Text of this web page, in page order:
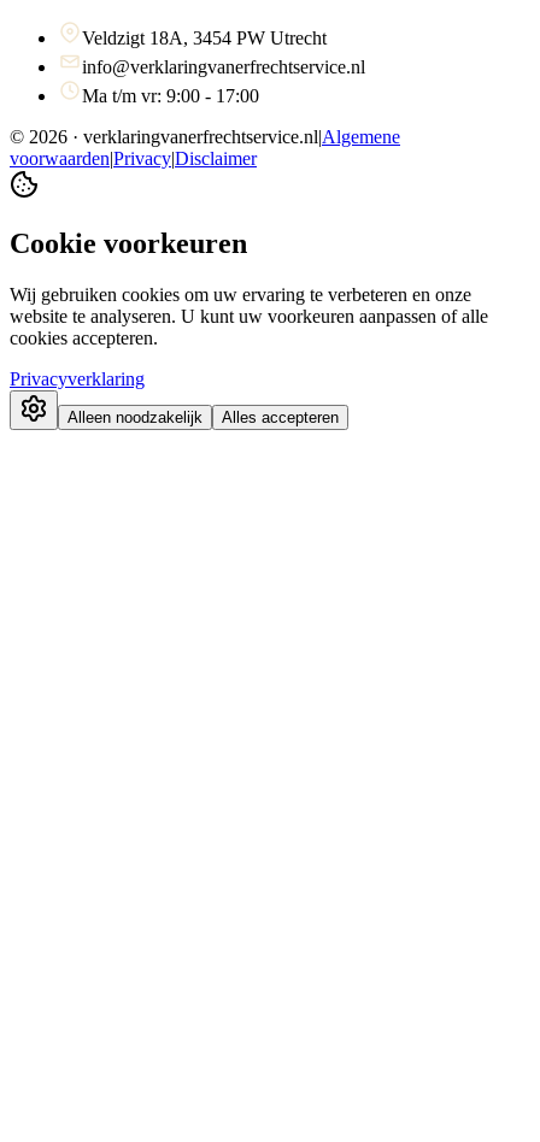
Veldzigt 18A, 3454 PW Utrecht
info@verklaringvanerfrechtservice.nl
Ma t/m vr: 9:00 - 17:00
© 2026 · verklaringvanerfrechtservice.nl|Algemene
voorwaarden|Privacy|Disclaimer
Cookie voorkeuren
Wij gebruiken cookies om uw ervaring te verbeteren en onze
website te analyseren. U kunt uw voorkeuren aanpassen of alle
cookies accepteren.
Privacyverklaring
Alleen noodzakelijk Alles accepteren